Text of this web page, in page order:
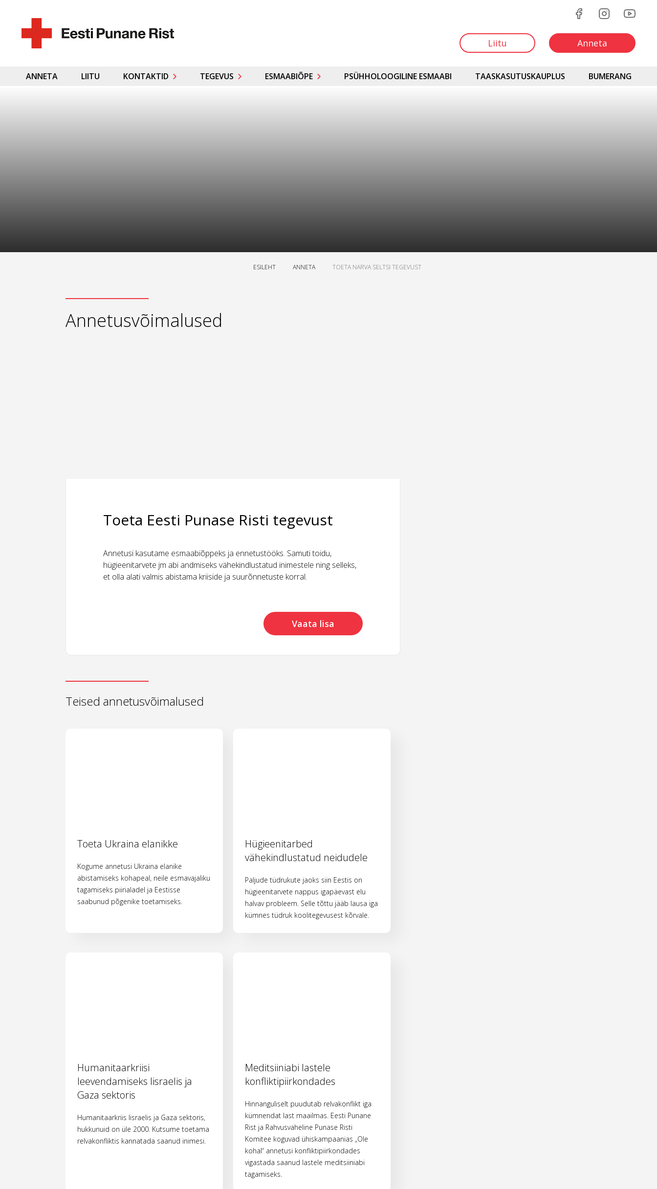
Liitu Anneta
ANNETA LIITU KONTAKTID TEGEVUS ESMAABIÕPE PSÜHHOLOOGILINE ESMAABI TAASKASUTUSKAUPLUS BUMERANG
ESILEHT ANNETA TOETA NARVA SELTSI TEGEVUST
Annetusvõimalused
Toeta Eesti Punase Risti tegevust
Annetusi kasutame esmaabiõppeks ja ennetustööks. Samuti toidu,
hügieenitarvete jm abi andmiseks vähekindlustatud inimestele ning selleks,
et olla alati valmis abistama kriiside ja suurõnnetuste korral.
Vaata lisa
Teised annetusvõimalused
Toeta Ukraina elanikke
Kogume annetusi Ukraina elanike
abistamiseks kohapeal, neile esmavajaliku
tagamiseks piirialadel ja Eestisse
saabunud põgenike toetamiseks.
Hügieenitarbed
vähekindlustatud neidudele
Paljude tüdrukute jaoks siin Eestis on
hügieenitarvete nappus igapäevast elu
halvav probleem. Selle tõttu jääb lausa iga
kümnes tüdruk koolitegevusest kõrvale.
Humanitaarkriisi
leevendamiseks Iisraelis ja
Gaza sektoris
Humanitaarkriis Iisraelis ja Gaza sektoris,
hukkunuid on üle 2000. Kutsume toetama
relvakonfliktis kannatada saanud inimesi.
Meditsiiniabi lastele
konfliktipiirkondades
Hinnanguliselt puudutab relvakonflikt iga
kümnendat last maailmas. Eesti Punane
Rist ja Rahvusvaheline Punase Risti
Komitee koguvad ühiskampaanias „Ole
kohal“ annetusi konfliktipiirkondades
vigastada saanud lastele meditsiiniabi
tagamiseks.